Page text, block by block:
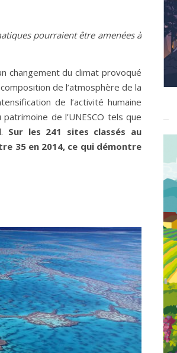
pourraient être amenées à
changement du climat provoqué
de l’atmosphère de la
de l’activité humaine
de l’UNESCO tels que
Sur les 241 sites classés au
35 en 2014, ce qui démontre